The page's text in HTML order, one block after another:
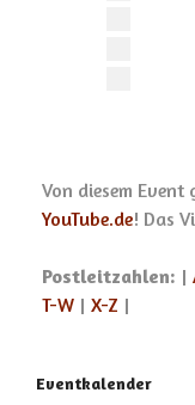
Von diesem
YouTube.de! Das
Postleitzahlen: |
T-W | X-Z |
Eventkalender